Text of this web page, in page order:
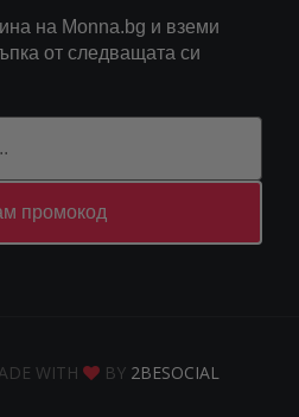
на Monna.bg и вземи
от следващата си
промокод
WITH BY 2BESOCIAL